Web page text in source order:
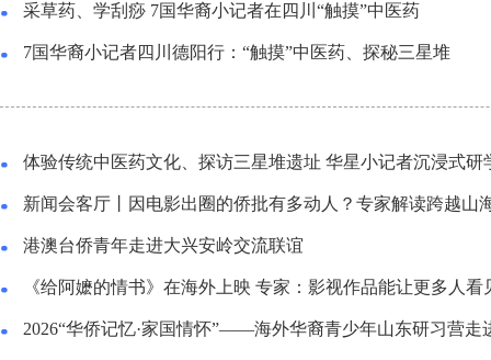
采草药、学刮痧 7国华裔小记者在四川“触摸”中医药
7国华裔小记者四川德阳行：“触摸”中医药、探秘三星堆
体验传统中医药文化、探访三星堆遗址 华星小记者沉浸式研
港澳台侨青年走进大兴安岭交流联谊
2026“华侨记忆·家国情怀”——海外华裔青少年山东研习营走